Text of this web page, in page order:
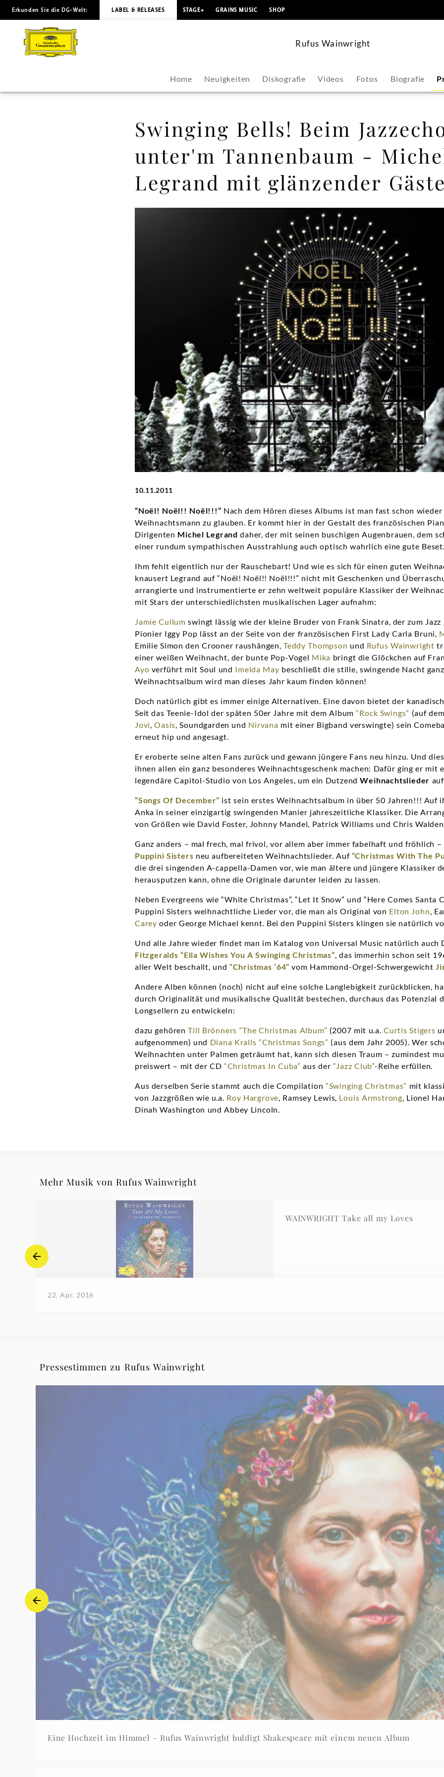
Swinging
Bells!
Jazzecho
Erkunden Sie die DG-Welt: LABEL & RELEASES STAGE+ GRAINS MUSIC SHOP
Rufus Wainwright
Home Neuigkeiten Diskografie Videos Fotos Biografie
Swinging Bells! Beim
unter'm Tannenbaum -
Legrand mit glänzender
10.11.2011
“Noël! Noël!! Noël!!!” Nach dem Hören dieses Albums ist man fast schon
Weihnachtsmann zu glauben. Er kommt hier in der Gestalt des französischen
Dirigenten Michel Legrand daher, der mit seinen buschigen Augenbrauen, dem
einer rundum sympathischen Ausstrahlung auch optisch wahrlich eine gute
Ihm fehlt eigentlich nur der Rauschebart! Und wie es sich für einen guten
knausert Legrand auf “Noël! Noël!! Noël!!!” nicht mit Geschenken und
arrangierte und instrumentierte er zehn weltweit populäre Klassiker der
mit Stars der unterschiedlichsten musikalischen Lager aufnahm:
Jamie Cullum swingt lässig wie der kleine Bruder von Frank Sinatra, der zum
Pionier Iggy Pop lässt an der Seite von der französischen First Lady Carla Bruni,
Emilie Simon den Crooner raushängen, Teddy Thompson und Rufus Wainwright
einer weißen Weihnacht, der bunte Pop-Vogel Mika bringt die Glöckchen auf
Ayo verführt mit Soul und Imelda May beschließt die stille, swingende Nacht
Weihnachtsalbum wird man dieses Jahr kaum finden können!
Doch natürlich gibt es immer einige Alternativen. Eine davon bietet der
Seit das Teenie-Idol der späten 50er Jahre mit dem Album“Rock Swings” (auf
Jovi,Oasis, Soundgarden und Nirvana mit einer Bigband verswingte) sein
erneut hip und angesagt.
Er eroberte seine alten Fans zurück und gewann jüngere Fans neu hinzu. Und
ihnen allen ein ganz besonderes Weihnachtsgeschenk machen: Dafür ging er mit
legendäre Capitol-Studio von Los Angeles, um ein DutzendWeihnachtslieder
“Songs Of December” ist sein erstes Weihnachtsalbum in über 50 Jahren!!! Auf
Anka in seiner einzigartig swingenden Manier jahreszeitliche Klassiker. Die
von Größen wie David Foster, Johnny Mandel, Patrick Williams und Chris
Ganz anders – mal frech, mal frivol, vor allem aber immer fabelhaft und fröhlich –
Puppini Sisters neu aufbereiteten Weihnachtslieder. Auf “Christmas With The
die drei singenden A-cappella-Damen vor, wie man ältere und jüngere Klassiker
herausputzen kann, ohne die Originale darunter leiden zu lassen.
Neben Evergreens wie “White Christmas”, “Let It Snow” und “Here Comes Santa
Puppini Sisters weihnachtliche Lieder vor, die man als Original von Elton John,
Careyoder George Michael kennt. Bei den Puppini Sisters klingen sie natürlich
Und alle Jahre wieder findet man im Katalog von Universal Music natürlich auch
Fitzgeralds “Ella Wishes You A Swinging Christmas”, das immerhin schon seit
aller Welt beschallt, und “Christmas ‘64” vom Hammond-Orgel-Schwergewicht
Andere Alben können (noch) nicht auf eine solche Langlebigkeit zurückblicken,
durch Originalität und musikalische Qualität bestechen, durchaus das Potenzial
Longsellern zu entwickeln:
dazu gehörenTill Brönners “The Christmas Album” (2007 mit u.a.Curtis Stigers
aufgenommen) und Diana Kralls “Christmas Songs” (aus dem Jahr 2005). Wer
Weihnachten unter Palmen geträumt hat, kann sich diesen Traum – zumindest
preiswert – mit der CD “Christmas In Cuba” aus der “Jazz Club”-Reihe erfüllen.
Aus derselben Serie stammt auch die Compilation “Swinging Christmas” mit
von Jazzgrößen wie u.a. Roy Hargrove, Ramsey Lewis, Louis Armstrong, Lionel
Dinah Washington und Abbey Lincoln.
Mehr Musik von Rufus Wainwright
WAINWRIGHT Take all my Loves
22. Apr. 2016
Pressestimmen zu Rufus Wainwright
Eine Hochzeit im Himmel – Rufus Wainwright huldigt Shakespeare mit einem neuen Album